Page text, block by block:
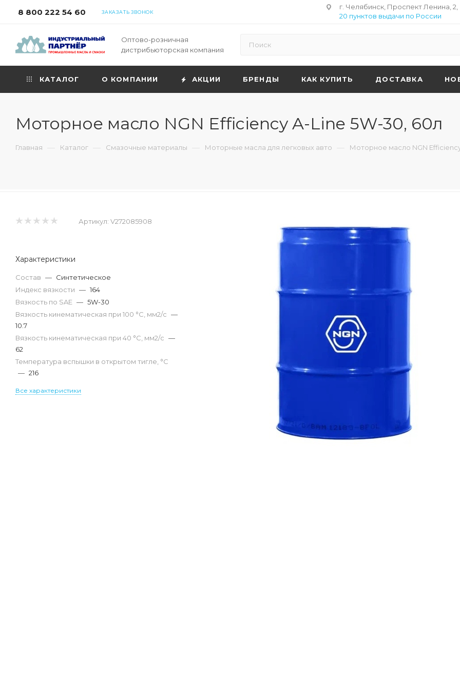
8 800 222 54 60 ЗАКАЗАТЬ ЗВОНОК
г. Челябинск, Проспект Ленина,
20 пунктов выдачи по России
Оптово-розничная
дистрибьюторская компания
КАТАЛОГ О КОМПАНИИ АКЦИИ БРЕНДЫ КАК КУПИТЬ ДОСТАВКА
Моторное масло NGN Efficiency A-Line 5W-30, 60л
Главная — Каталог — Смазочные материалы — Моторные масла для легковых авто — Моторное масло NGN
Артикул: V272085908
Характеристики
Состав — Синтетическое
Индекс вязкости — 164
Вязкость по SAE — 5W-30
Вязкость кинематическая при 100 °С, мм2/с —
10.7
Вязкость кинематическая при 40 °С, мм2/с —
62
Температура вспышки в открытом тигле, °С
— 216
Все характеристики